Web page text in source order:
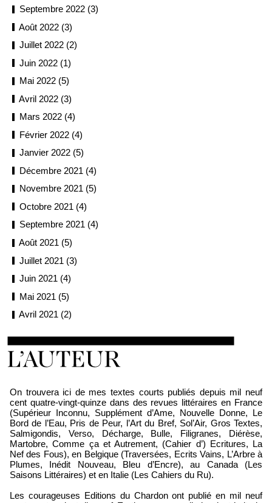
Septembre 2022 (3)
Août 2022 (3)
Juillet 2022 (2)
Juin 2022 (1)
Mai 2022 (5)
Avril 2022 (3)
Mars 2022 (4)
Février 2022 (4)
Janvier 2022 (5)
Décembre 2021 (4)
Novembre 2021 (5)
Octobre 2021 (4)
Septembre 2021 (4)
Août 2021 (5)
Juillet 2021 (3)
Juin 2021 (4)
Mai 2021 (5)
Avril 2021 (2)
On trouvera ici de mes textes courts publiés depuis mil neuf
cent quatre-vingt-quinze dans des revues littéraires en France
(Supérieur Inconnu, Supplément d’Ame, Nouvelle Donne, Le
Bord de l’Eau, Pris de Peur, l’Art du Bref, Sol’Air, Gros Textes,
Salmigondis, Verso, Décharge, Bulle, Filigranes, Diérèse,
Martobre, Comme ça et Autrement, (Cahier d’) Ecritures, La
Nef des Fous), en Belgique (Traversées, Ecrits Vains, L’Arbre à
Plumes, Inédit Nouveau, Bleu d’Encre), au Canada (Les
Saisons Littéraires) et en Italie (Les Cahiers du Ru).
Les courageuses Editions du Chardon ont publié en mil neuf